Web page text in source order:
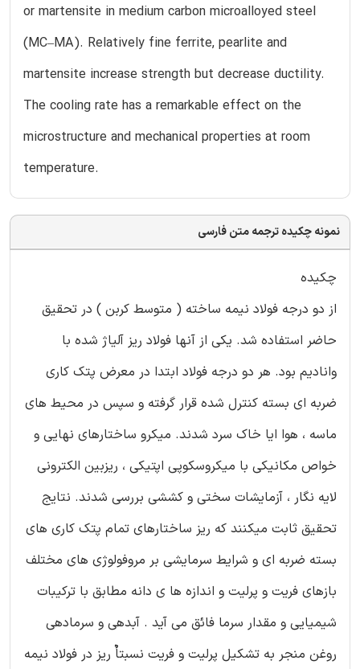
or martensite in medium carbon microalloyed steel
(MC–MA). Relatively fine ferrite, pearlite and
martensite increase strength but decrease ductility.
The cooling rate has a remarkable effect on the
microstructure and mechanical properties at room
temperature.
نمونه چکیده ترجمه متن فارسی
چکیده
از دو درجه فولاد نیمه ساخته ( متوسط کربن ) در تحقیق
حاضر استفاده شد. یکی از آنها فولاد ریز آلیاژ شده با
وانادیم بود. هر دو درجه فولاد ابتدا در معرض پتک کاری
ضربه ای بسته کنترل شده قرار گرفته و سپس در محیط های
ماسه ، هوا ایا خاک سرد شدند. میکرو ساختارهای نهایی و
خواص مکانیکی با میکروسکوپی اپتیکی ، ریزبین الکترونی
لایه نگار ، آزمایشات سختی و کششی بررسی شدند. نتایج
تحقیق ثابت میکنند که ریز ساختارهای تمام پتک کاری های
بسته ضربه ای و شرایط سرمایشی بر مروفولوژی های مختلف
بازهای فریت و پرلیت و اندازه ها ی دانه مطابق با ترکیبات
شیمیایی و مقدار سرما فائق می آید . آبدهی و سرمادهی
روغن منجر به تشکیل پرلیت و فریت نسبتاٌ ریز در فولاد نیمه